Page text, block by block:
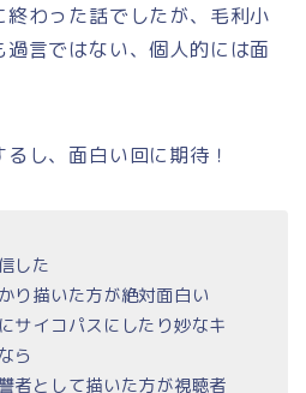
わった話でしたが、毛利小
言ではない、個人的には面
るし、面白い回に期待！
した
り描いた方が絶対面白い
サイコパスにしたり妙なキ
ら
者として描いた方が視聴者